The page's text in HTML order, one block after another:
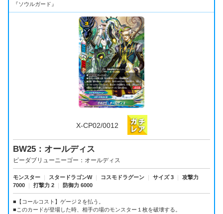
『ソウルガード』
X-CP02/0012
BW25：オールディス
ビーダブリューニーゴー：オールディス
モンスター ｜ スタードラゴンW ｜ コスモドラグーン ｜ サイズ 3 ｜
攻撃力
7000
｜ 打撃力 2 ｜ 防御力 6000
■【コールコスト】ゲージ２を払う。
■このカードが登場した時、相手の場のモンスター１枚を破壊する。